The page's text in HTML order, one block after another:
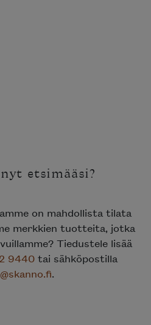
etsimääsi?
on mahdollista tilata
merkkien tuotteita, jotka
Tiedustele lisää
9440tai sähköpostilla
.